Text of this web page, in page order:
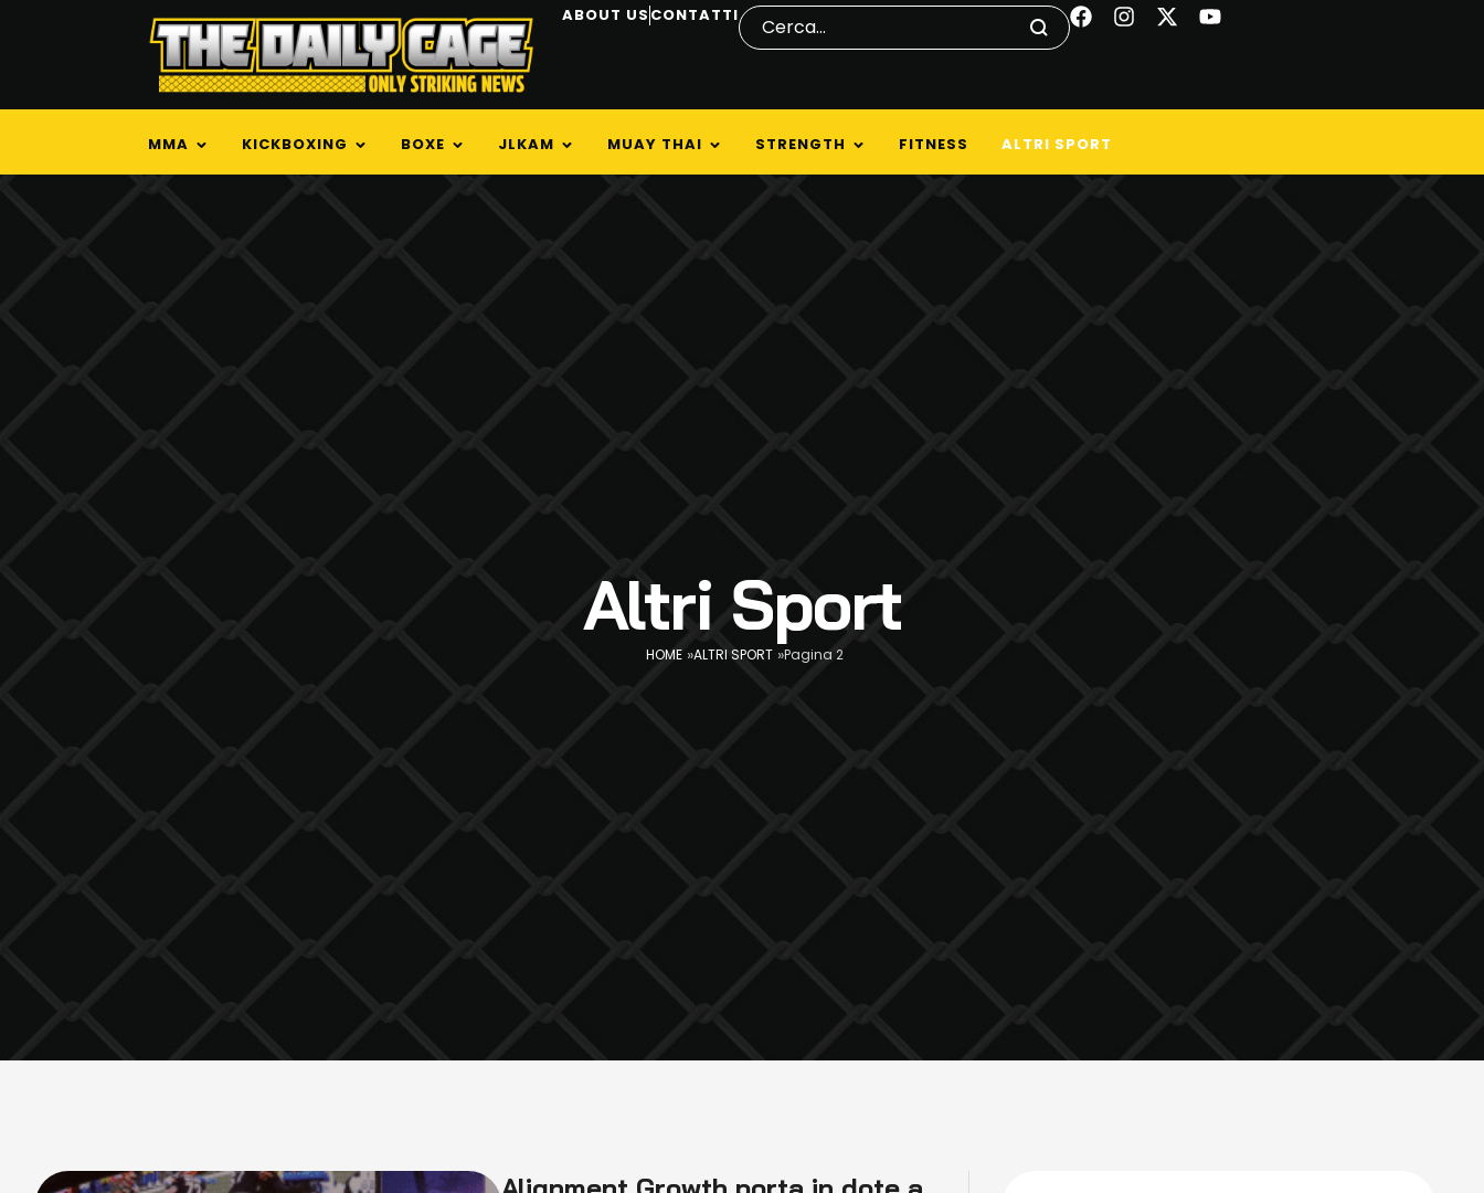
ABOUT US CONTATTI
MMA KICKBOXING BOXE JLKAM MUAY THAI STRENGTH FITNESS ALTRI SPORT
Altri Sport
HOME »ALTRI SPORT »Pagina 2